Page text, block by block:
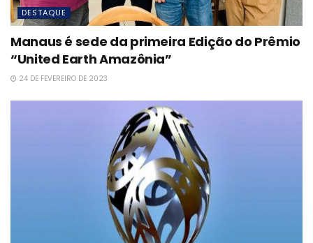
DESTAQUE
Manaus é sede da primeira Edição do Prêmio
“United Earth Amazônia”
24 DE FEVEREIRO DE 2023